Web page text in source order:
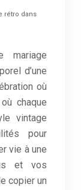
rétro dans
mariage
d’une
où
chaque
vintage
pour
vie à une
et vos
copier un